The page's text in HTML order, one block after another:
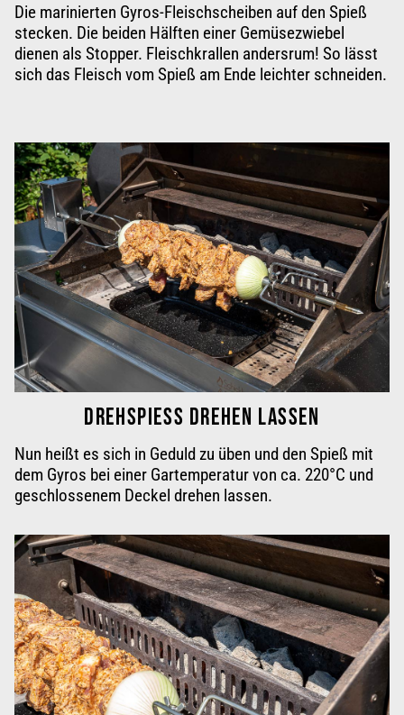
Die marinierten Gyros-Fleischscheiben auf den Spieß
stecken. Die beiden Hälften einer Gemüsezwiebel
dienen als Stopper. Fleischkrallen andersrum! So lässt
sich das Fleisch vom Spieß am Ende leichter schneiden.
DREHSPIESS DREHEN LASSEN
Nun heißt es sich in Geduld zu üben und den Spieß mit
dem Gyros bei einer Gartemperatur von ca. 220°C und
geschlossenem Deckel drehen lassen.